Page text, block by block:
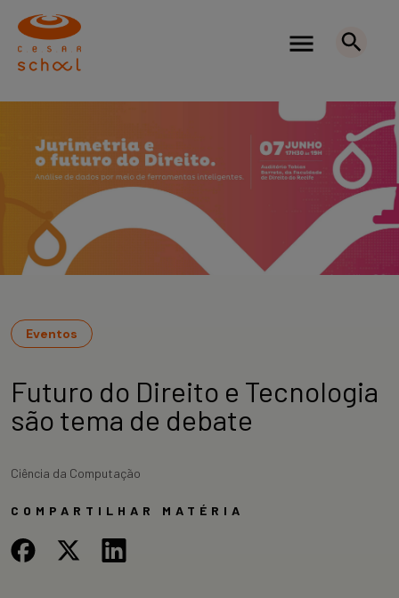
Eventos
Futuro do Direito e Tecnologia
são tema de debate
Ciência da Computação
COMPARTILHAR MATÉRIA